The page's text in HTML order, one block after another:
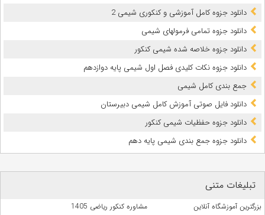
دانلود جزوه کامل آموزشی و کنکوری شیمی 2
دانلود جزوه تمامی فرمولهای شیمی
دانلود جزوه خلاصه شده شیمی کنکور
دانلود جزوه نکات کلیدی فصل اول شیمی پایه دوازدهم
جمع بندی کامل شیمی
دانلود فایل صوتی آموزش کامل شیمی دبیرستان
دانلود جزوه حفظیات شیمی کنکور
دانلود جزوه جمع بندی شیمی پایه دهم
تبلیغات متنی
بزرگترین آموزشگاه آنلاین
مشاوره کنکور ریاضی 1405